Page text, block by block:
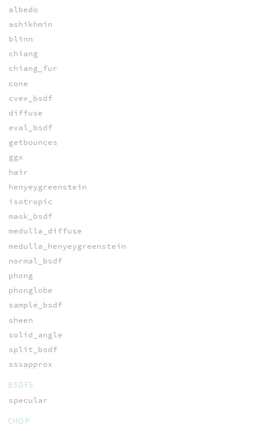
albedo
ashikhmin
blinn
chiang
chiang_fur
cone
cvex_bsdf
diffuse
eval_bsdf
getbounces
ggx
hair
henyeygreenstein
isotropic
mask_bsdf
medulla_diffuse
medulla_henyeygreenstein
normal_bsdf
phong
phonglobe
sample_bsdf
sheen
solid_angle
split_bsdf
sssapprox
BSDFS
specular
CHOP